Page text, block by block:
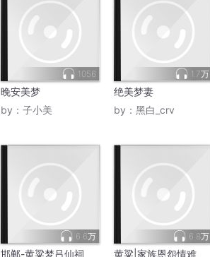
1056
晚安美梦
by： 子小美
1.7万
绝美梦妻
by： 黑白_crv
6.6万
邯郸-黄粱梦吕仙祠
6.8万
黄粱|家族恩怨情难